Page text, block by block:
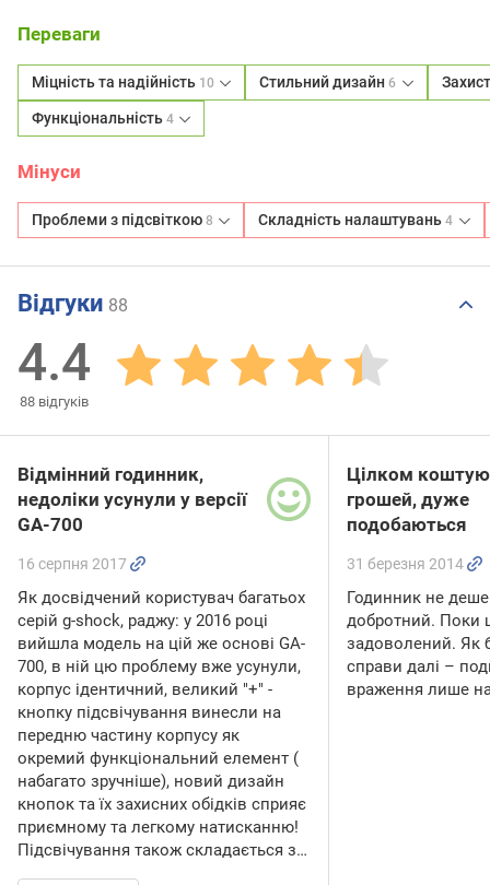
Переваги
Міцність та надійність 10 Стильний дизайн6
Функціональність 4
Мінуси
Проблеми з підсвіткою 8 Складність налаштувань4
Відгуки 88
4.4
88 відгуків
Відмінний годинник,
недоліки усунули у версії
GA-700
16 серпня 2017
Як досвідчений користувач багатьох
серій g-shock, раджу: у 2016 році
вийшла модель на цій же основі GA-
700, в ній цю проблему вже усунули,
корпус ідентичний, великий "+" -
кнопку підсвічування винесли на
передню частину корпусу як
окремий функціональний елемент (
набагато зручніше), новий дизайн
кнопок та їх захисних обідків сприяє
приємному та легкому натисканню!
Підсвічування також складається з…
Цілком
грошей, дуже
подобаються
31 березня 2014
Годинник не
добротний. Поки
задоволений. Як
справи далі –
враження лише